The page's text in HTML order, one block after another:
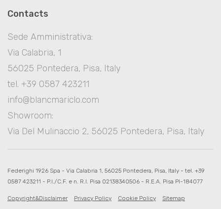
Contacts
Sede Amministrativa:
Via Calabria, 1
56025 Pontedera, Pisa, Italy
tel. +39 0587 423211
info@blancmariclo.com
Showroom:
Via Del Mulinaccio 2, 56025 Pontedera, Pisa, Italy
Federighi 1926 Spa - Via Calabria 1, 56025 Pontedera, Pisa, Italy - tel. +39
0587 423211 - P.I./C.F. e n. R.I. Pisa 02138340506 - R.E.A. Pisa PI-184077
Copyright&Disclaimer Privacy Policy Cookie Policy Sitemap